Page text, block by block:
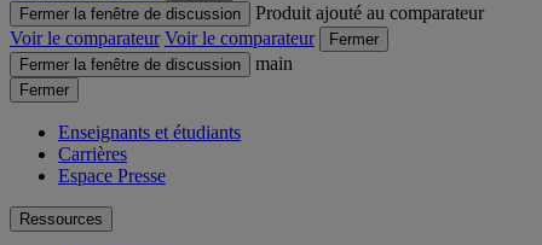
Fermer la fenêtre de discussion
Produit ajouté au comparateur
Voir le comparateur Voir le comparateur
Fermer
Fermer la fenêtre de discussion
main
Fermer
Enseignants et étudiants
Carrières
Espace Presse
Ressources